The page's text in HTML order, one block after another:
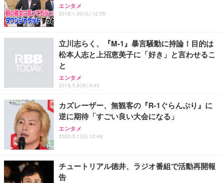
エンタメ
2018.1.30(火) 12:05
立川志らく、『M-1』暴言騒動に持論！目的は
松本人志と上沼恵美子に「好き」と言わせるこ
と
エンタメ
2019.5.8(水) 4:40
カズレーザー、無観客の『R-1ぐらんぷり』に
逆に期待「すごい良い大会になる」
エンタメ
2020.3.1(日) 12:48
チュートリアル徳井、ラジオ番組で活動再開報
告